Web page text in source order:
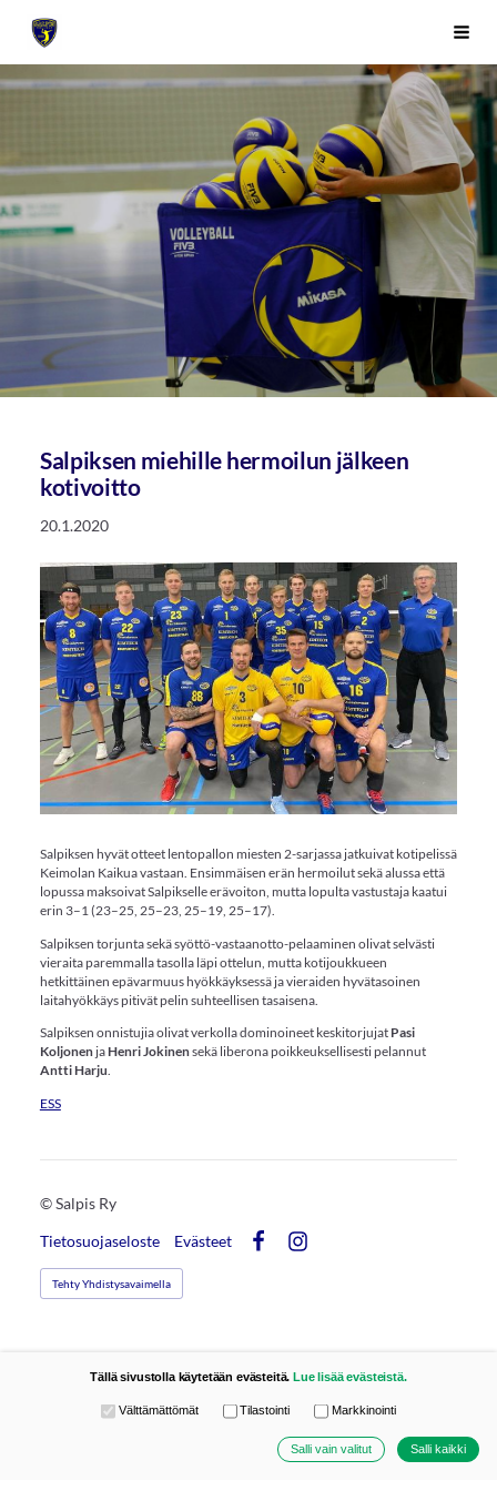
Siirry
sivunSivuston etusivulle
Salpiksen miehille hermoilun jälkeen
kotivoitto
20.1.2020
Salpiksen hyvät otteet lentopallon miesten 2-sarjassa jatkuivat kotipelissä
Keimolan Kaikua vastaan. Ensimmäisen erän hermoilut sekä alussa että
lopussa maksoivat Salpikselle erävoiton, mutta lopulta vastustaja kaatui
erin 3–1 (23–25, 25–23, 25–19, 25–17).
Salpiksen torjunta sekä syöttö-vastaanotto-pelaaminen olivat selvästi
vieraita paremmalla tasolla läpi ottelun, mutta kotijoukkueen
hetkittäinen epävarmuus hyökkäyksessä ja vieraiden hyvätasoinen
laitahyökkäys pitivät pelin suhteellisen tasaisena.
Salpiksen onnistujia olivat verkolla dominoineet keskitorjujat Pasi
Koljonen jaHenri Jokinensekä liberona poikkeuksellisesti pelannut
Antti Harju.
ESS
©Salpis Ry
Tietosuojaseloste
Evästeet
Tehty Yhdistysavaimella
Tällä sivustolla käytetään evästeitä.Lue lisää evästeistä.
Valitse käytettävät evästeet
Välttämättömät Tilastointi Markkinointi
Salli vain valitut Salli kaikki